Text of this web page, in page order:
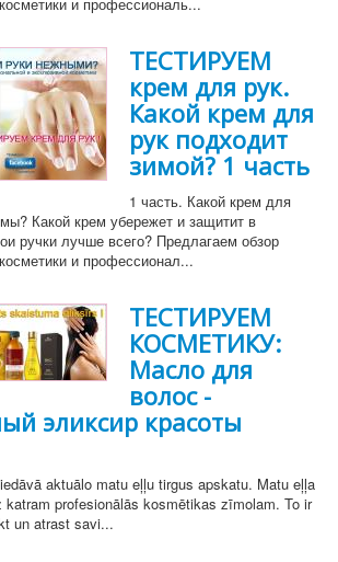
и профессиональ...
ТЕСТИРУЕМ
крем для рук.
Какой крем для
рук подходит
зимой? 1 часть
1 часть. Какой крем для
Какой крем убережет и защитит в
ручки лучше всего? Предлагаем обзор
и профессионал...
ТЕСТИРУЕМ
КОСМЕТИКУ:
Масло для
волос -
эликсир красоты
aktuālo matu eļļu tirgus apskatu. Matu eļļa
profesionālās kosmētikas zīmolam. To ir
un atrast savi...